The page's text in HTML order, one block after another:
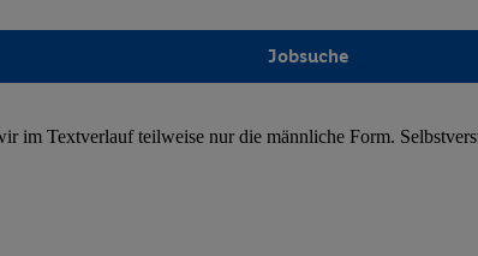
Jobsuche
im Textverlauf teilweise nur die männliche Form.